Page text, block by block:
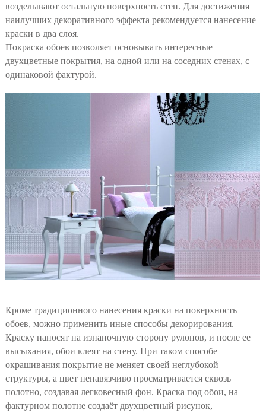
возделывают остальную поверхность стен. Для достижения
наилучших декоративного эффекта рекомендуется нанесение
краски в два слоя.
Покраска обоев позволяет основывать интересные
двухцветные покрытия, на одной или на соседних стенах, с
одинаковой фактурой.
Кроме традиционного нанесения краски на поверхность
обоев, можно применить иные способы декорирования.
Краску наносят на изнаночную сторону рулонов, и после ее
высыхания, обои клеят на стену. При таком способе
окрашивания покрытие не меняет своей неглубокой
структуры, а цвет ненавязчиво просматривается сквозь
полотно, создавая легковесный фон. Краска под обои, на
фактурном полотне создаёт двухцветный рисунок,